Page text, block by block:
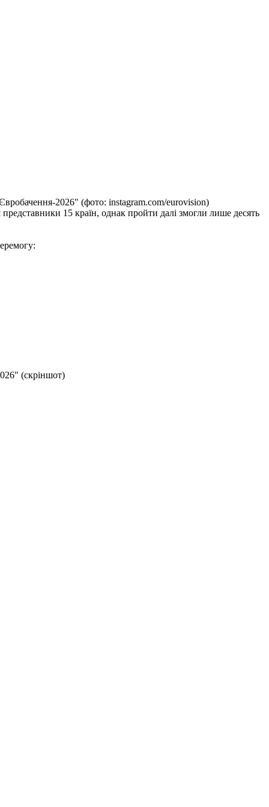
2026" (фото: instagram.com/eurovision)
15 країн, однак пройти далі змогли лише десять
(скріншот)